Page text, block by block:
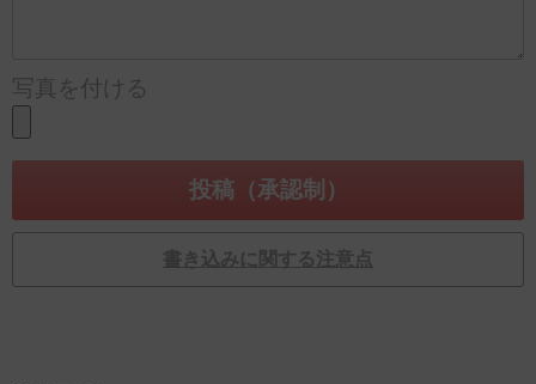
写真を付ける
書き込みに関する注意点